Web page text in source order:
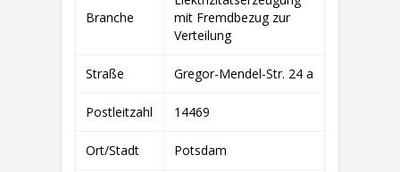
Branche
mit Fremdbezug zur
Verteilung
Straße Gregor-Mendel-Str. 24 a
Postleitzahl 14469
Ort/Stadt Potsdam